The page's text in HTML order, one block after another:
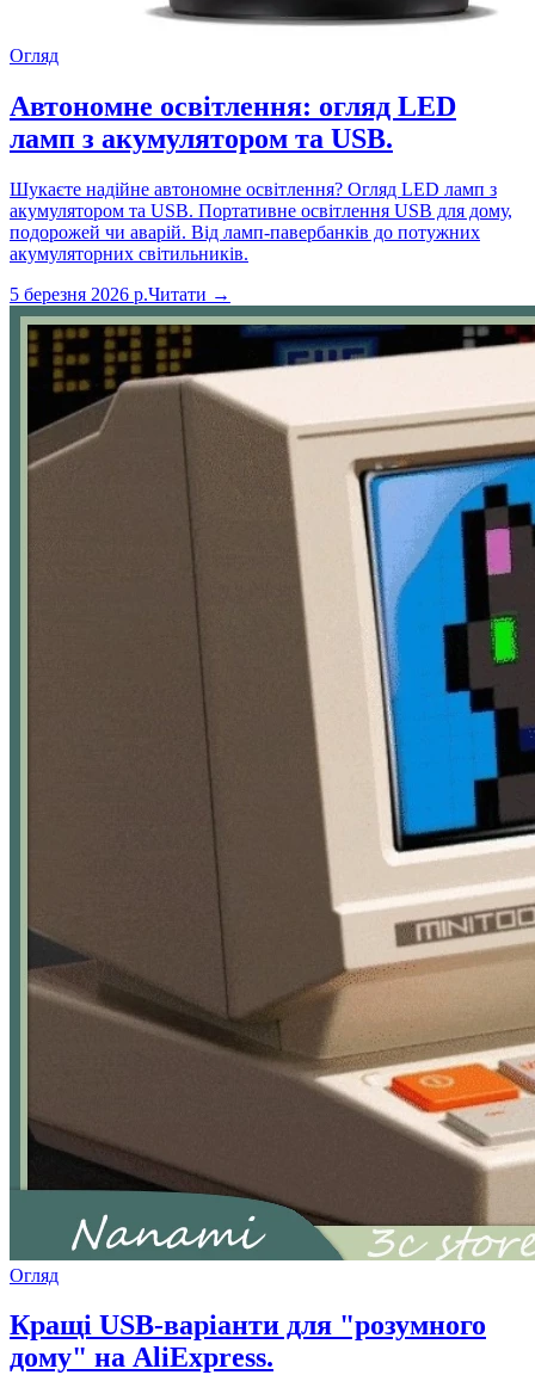
Огляд
Автономне освітлення: огляд LED
ламп з акумулятором та USB.
Шукаєте надійне автономне освітлення? Огляд LED ламп з
акумулятором та USB. Портативне освітлення USB для дому,
подорожей чи аварій. Від ламп-павербанків до потужних
акумуляторних світильників.
5 березня 2026 р.Читати →
Огляд
Кращі USB-варіанти для "розумного
дому" на AliExpress.